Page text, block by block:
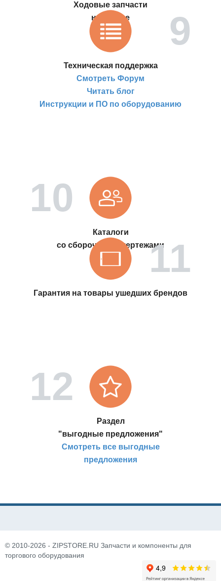
Ходовые запчасти
на складе
Техническая поддержка
Смотреть Форум
Читать блог
Инструкции и ПО по оборудованию
Каталоги
со сборочными чертежами
Гарантия на товары ушедших брендов
Раздел
"выгодные предложения"
Смотреть все выгодные
предложения
© 2010-2026 - ZIPSTORE.RU Запчасти и компоненты для
торгового оборудования